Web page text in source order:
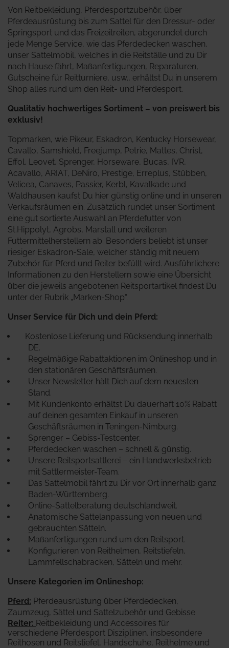
Von Reitbekleidung, Pferdesportzubehör, über
Pferdeausrüstung bis zum Sattel für den Dressur- oder
Springsport und das Freizeitreiten, abgerundet durch
jede Menge Service, wie das Pferdedecken waschen,
unser Sattelmobil, welches in die Reitställe und zu Dir
nach Hause fährt, Maßanfertigungen, Reparaturen,
Gutscheine für Reitturniere, usw., erhältst Du in unserem
Shop alles rund um den Reit- und Pferdesport.
Qualitativ hochwertiges Sortiment – von preiswert bis
exklusiv!
Topmarken, wie Pikeur, Eskadron, Kentucky Horsewear,
Cavallo, Samshield, Freejump, Petrie, Mattes, Christ,
Effol, Leovet, Sprenger, Horseware, Bucas, IVR,
Acavallo, ARIAT, DeNiro, Prestige, Erreplus, Stübben,
Velicea, Canaves, Passier, Kerbl, Kavalkade und
Waldhausen kaufst Du hier günstig online und in unseren
Verkaufsräumen ein. Zusätzlich rundet unser Sortiment
eine gut sortierte Auswahl an Pferdefutter von
St.Hippolyt, Agrobs, Marstall und weiteren
Futtermittelherstellern ab. Besonders beliebt ist unser
riesiger Eskadron-Sale, welcher ständig mit neuem
Zubehör für Pferd und Reiter befüllt wird. Ausführlichere
Informationen zu den Herstellern sowie eine Übersicht
über die jeweils angebotenen Reitsportartikel findest Du
unter der Rubrik „Marken-Shop“.
Unser Service für Dich und dein Pferd:
Kostenlose Lieferung und Rücksendung innerhalb
DE.
Regelmäßige Rabattaktionen im Onlineshop und in
den stationären Geschäftsräumen.
Unser Newsletter hält Dich auf dem neuesten
Stand.
Mit Kundenkonto erhältst Du dauerhaft 10% Rabatt
auf deinen gesamten Einkauf in unseren
Geschäftsräumen in Teningen-Nimburg.
Sprenger – Gebiss-Testcenter.
Pferdedecken waschen – schnell & günstig.
Unsere Reitsportsattlerei – ein Handwerksbetrieb
mit Sattlermeister-Team.
Das Sattelmobil fährt zu Dir vor Ort innerhalb ganz
Baden-Württemberg.
Online-Sattelberatung deutschlandweit.
Anatomische Sattelanpassung von neuen und
gebrauchten Sätteln.
Maßanfertigungen rund um den Reitsport.
Konfigurieren von Reithelmen, Reitstiefeln,
Lammfellschabracken, Sätteln und mehr.
Unsere Kategorien im Onlineshop:
Pferd: Pferdeausrüstung über Pferdedecken,
Zaumzeug, Sättel und Sattelzubehör und Gebisse
Reiter: Reitbekleidung und Accessoires für
verschiedene Pferdesport Disziplinen, insbesondere
Reithosen und Reitstiefel, Handschuhe, Reithelme und